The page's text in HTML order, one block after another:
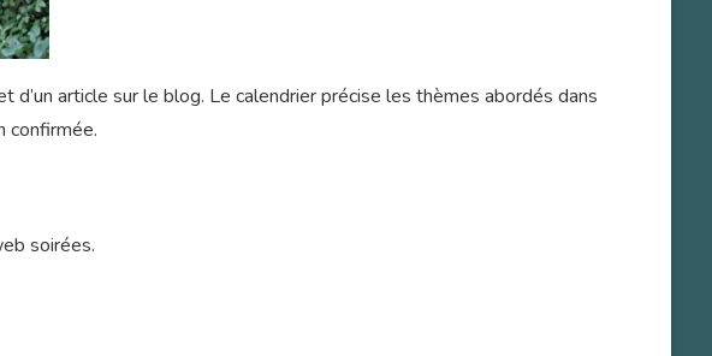
d’un article sur le blog. Le calendrier précise les thèmes abordés dans
confirmée.
soirées.